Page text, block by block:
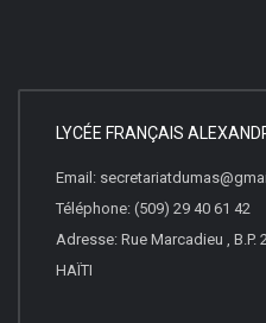
LYCÉE FRANÇAIS
Email:
Téléphone: (509) 29 40 61 42
Adresse: Rue Marcadieu , B.P.
HAÏTI